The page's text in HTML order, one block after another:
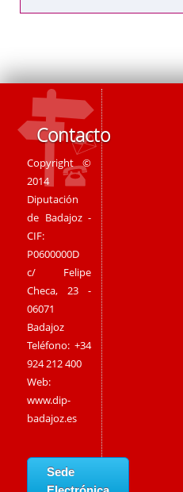
Contacto
Copyright ©
2014
Diputación
de Badajoz -
CIF:
P0600000D
c/ Felipe
Checa, 23 -
06071
Badajoz
Teléfono: +34
924 212 400
Web:
www.dip-
badajoz.es
Sede